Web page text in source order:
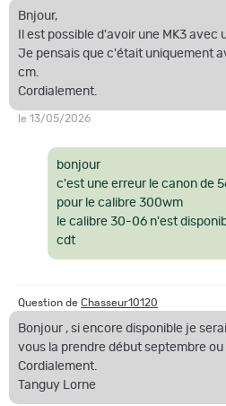
Bnjour,
Il est possible d'avoir une MK3 avec
Je pensais que c'était uniquement
cm.
Cordialement.
le 13/05/2026
bonjour
c'est une erreur le canon de
pour le calibre 300wm
le calibre 30-06 n'est
cdt
Question de Chasseur10120
Bonjour , si encore disponible je
vous la prendre début septembre
Cordialement.
Tanguy Lorne